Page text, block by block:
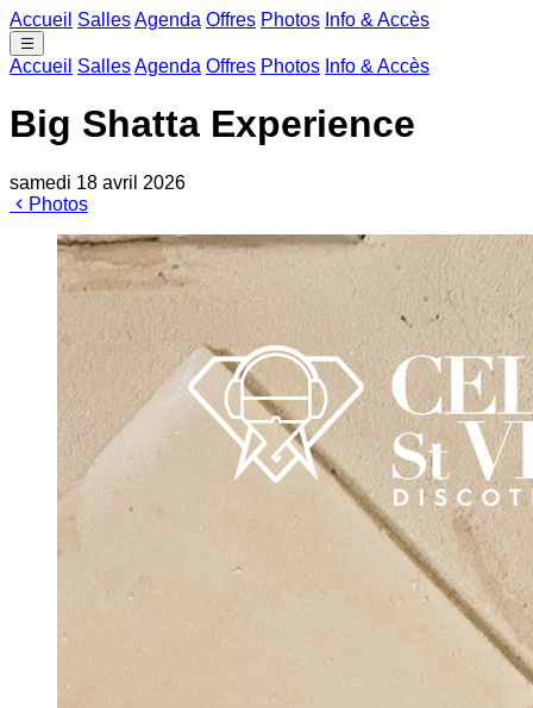
Accueil SallesAgenda Offres Photos Info & Accès
Accueil SallesAgenda Offres Photos Info & Accès
Big Shatta Experience
samedi 18 avril 2026
Photos